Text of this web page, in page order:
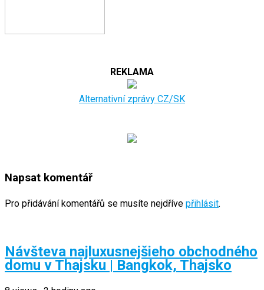
REKLAMA
Alternativní zprávy CZ/SK
Napsat komentář
Pro přidávání komentářů se musíte nejdříve přihlásit.
Návšteva najluxusnejšieho obchodného
domu v Thajsku | Bangkok, Thajsko